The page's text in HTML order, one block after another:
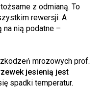
z odmianą. To
rewersji. A
na nią podatne –
mrozowych prof.
jesienią jest
spadki temperatur.